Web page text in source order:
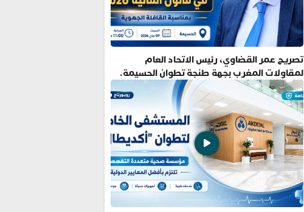
تصريح عمر القضاوي، رئيس الاتحاد العام
لمقاولات المغرب بجهة طنجة تطوان الحسيمة.